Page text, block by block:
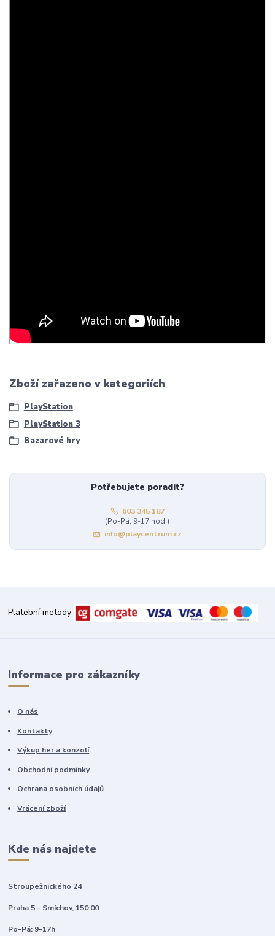
Zboží zařazeno v kategoriích
PlayStation
PlayStation 3
Bazarové hry
Potřebujete poradit?
603 345 187
(Po-Pá, 9-17 hod.)
info@playcentrum.cz
Platební metody
Informace pro zákazníky
O nás
Kontakty
Výkup her a konzolí
Obchodní podmínky
Ochrana osobních údajů
Vrácení zboží
Kde nás najdete
Stroupežnického 24
Praha 5 - Smíchov, 150 00
Po-Pá: 9-17h